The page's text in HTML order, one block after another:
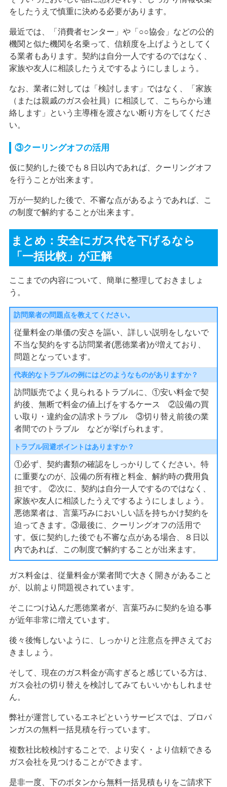
をしたうえで慎重に決める必要があります。
最近では、「消費者センター」や「○○協会」などの公的
機関と似た機関を名乗って、信頼度を上げようとしてく
る業者もあります。契約は自分一人でするのではなく、
家族や友人に相談したうえでするようにしましょう。
なお、業者に対しては「検討します」ではなく、「家族
（または親戚のガス会社員）に相談して、こちらから連
絡します」という主導権を渡さない断り方をしてくださ
い。
③クーリングオフの活用
仮に契約した後でも８日以内であれば、クーリングオフ
を行うことが出来ます。
万が一契約した後で、不審な点があるようであれば、こ
の制度で解約することが出来ます。
まとめ：安全にガス代を下げるなら
「一括比較」が正解
ここまでの内容について、簡単に整理しておきましょ
う。
訪問業者の問題点を教えてください。
従量料金の単価の安さを謳い、詳しい説明をしないで
不当な契約をする訪問業者(悪徳業者)が増えており、
問題となっています。
代表的なトラブルの例にはどのようなものがありますか？
訪問販売でよく見られるトラブルに、①安い料金で契
約後、無断で料金の値上げをするケース ②設備の買
い取り・違約金の請求トラブル ③切り替え前後の業
者間でのトラブル などが挙げられます。
トラブル回避ポイントはありますか？
①必ず、契約書類の確認をしっかりしてください。特
に重要なのが、設備の所有権と料金、解約時の費用負
担です。 ②次に、契約は自分一人でするのではなく、
家族や友人に相談したうえでするようにしましょう。
悪徳業者は、言葉巧みにおいしい話を持ちかけ契約を
迫ってきます。③最後に、クーリングオフの活用で
す。仮に契約した後でも不審な点がある場合、８日以
内であれば、この制度で解約することが出来ます。
ガス料金は、従量料金が業者間で大きく開きがあること
が、以前より問題視されています。
そこにつけ込んだ悪徳業者が、言葉巧みに契約を迫る事
が近年非常に増えています。
後々後悔しないように、しっかりと注意点を押さえてお
きましょう。
そして、現在のガス料金が高すぎると感じている方は、
ガス会社の切り替えを検討してみてもいいかもしれませ
ん。
弊社が運営しているエネピというサービスでは、プロパ
ンガスの無料一括見積を行っています。
複数社比較検討することで、より安く・より信頼できる
ガス会社を見つけることができます。
是非一度、下のボタンから無料一括見積もりをご請求下